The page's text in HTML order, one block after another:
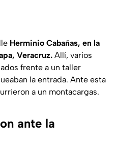
Herminio Cabañas, en la
Veracruz. Allí, varios
frente a un taller
la entrada. Ante esta
a un montacargas.
ante la